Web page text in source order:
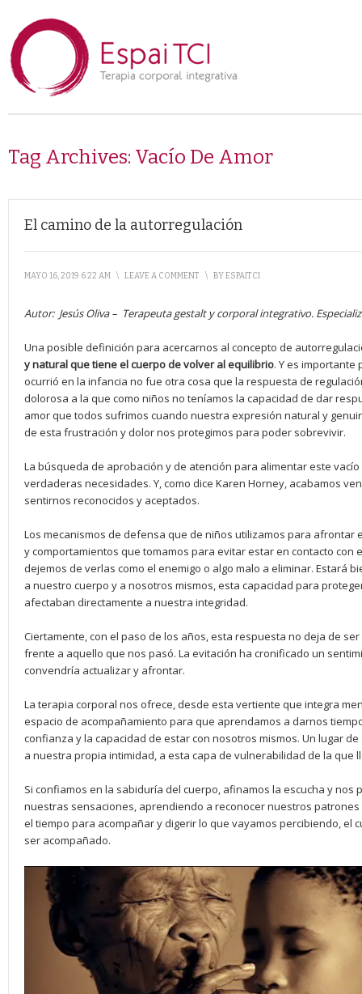
Tag Archives: Vacío De Amor
El camino de la autorregulación
MAYO 16, 2019 6:22 AM \ LEAVE A COMMENT \ BYESPAITCI
Autor: Jesús Oliva – Terapeuta gestalt y corporal integrativo.
Una posible definición para acercarnos al concepto de
y natural que tiene el cuerpo de volver al equilibrio. Y es
ocurrió en la infancia no fue otra cosa que la respuesta de
dolorosa a la que como niños no teníamos la capacidad de dar
amor que todos sufrimos cuando nuestra expresión natural y
de esta frustración y dolor nos protegimos para poder sobrevivir.
La búsqueda de aprobación y de atención para alimentar este
verdaderas necesidades. Y, como dice Karen Horney, acabamos
sentirnos reconocidos y aceptados.
Los mecanismos de defensa que de niños utilizamos para afrontar
y comportamientos que tomamos para evitar estar en contacto con
dejemos de verlas como el enemigo o algo malo a eliminar. Estará
a nuestro cuerpo y a nosotros mismos, esta capacidad para
afectaban directamente a nuestra integridad.
Ciertamente, con el paso de los años, esta respuesta no deja de
frente a aquello que nos pasó. La evitación ha cronificado un
convendría actualizar y afrontar.
La terapia corporal nos ofrece, desde esta vertiente que integra
espacio de acompañamiento para que aprendamos a darnos
confianza y la capacidad de estar con nosotros mismos. Un lugar
a nuestra propia intimidad, a esta capa de vulnerabilidad de la que
Si confiamos en la sabiduría del cuerpo, afinamos la escucha y nos
nuestras sensaciones, aprendiendo a reconocer nuestros
el tiempo para acompañar y digerir lo que vayamos percibiendo, el
ser acompañado.